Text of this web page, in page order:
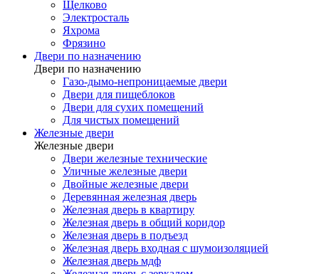
Щелково
Электросталь
Яхрома
Фрязино
Двери по назначению
Двери по назначению
Газо-дымо-непроницаемые двери
Двери для пищеблоков
Двери для сухих помещений
Для чистых помещений
Железные двери
Железные двери
Двери железные технические
Уличные железные двери
Двойные железные двери
Деревянная железная дверь
Железная дверь в квартиру
Железная дверь в общий коридор
Железная дверь в подъезд
Железная дверь входная с шумоизоляцией
Железная дверь мдф